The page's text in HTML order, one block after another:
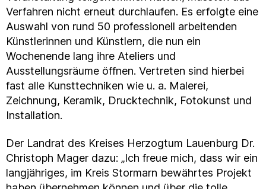
Verfahren nicht erneut durchlaufen. Es erfolgte eine
Auswahl von rund 50 professionell arbeitenden
Künstlerinnen und Künstlern, die nun ein
Wochenende lang ihre Ateliers und
Ausstellungsräume öffnen. Vertreten sind hierbei
fast alle Kunsttechniken wie u. a. Malerei,
Zeichnung, Keramik, Drucktechnik, Fotokunst und
Installation.
Der Landrat des Kreises Herzogtum Lauenburg Dr.
Christoph Mager dazu: „Ich freue mich, dass wir ein
langjähriges, im Kreis Stormarn bewährtes Projekt